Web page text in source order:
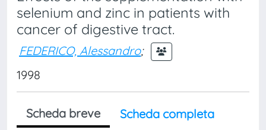
selenium and zinc in patients with
cancer of digestive tract.
FEDERICO, Alessandro;
1998
Scheda breve
Scheda completa